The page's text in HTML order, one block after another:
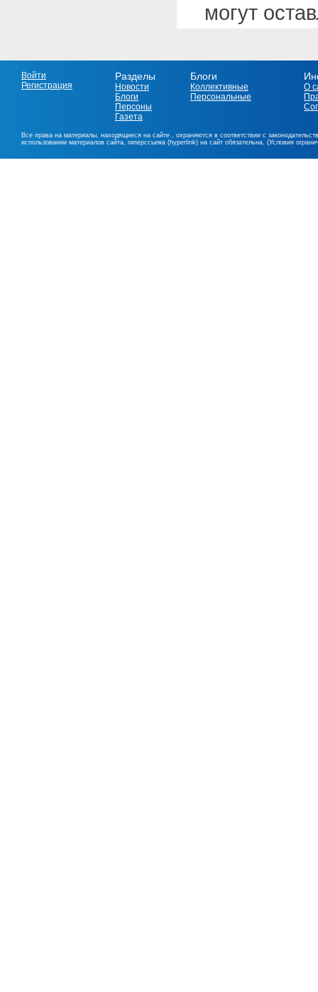
могут
Войти
Регистрация
Разделы
Новости
Блоги
Персоны
Газета
Блоги
Коллективные
Персональные
О
Все права на материалы, находящиеся на сайте , охраняются в соответствии с
использовании материалов сайта, гиперссылка (hyperlink) на сайт обязательна. (Условия